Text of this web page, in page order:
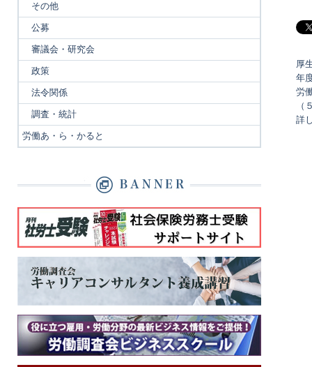
厚
年
労
（
詳
その他
公募
審議会・研究会
政策
法令関係
調査・統計
労働あ・ら・かると